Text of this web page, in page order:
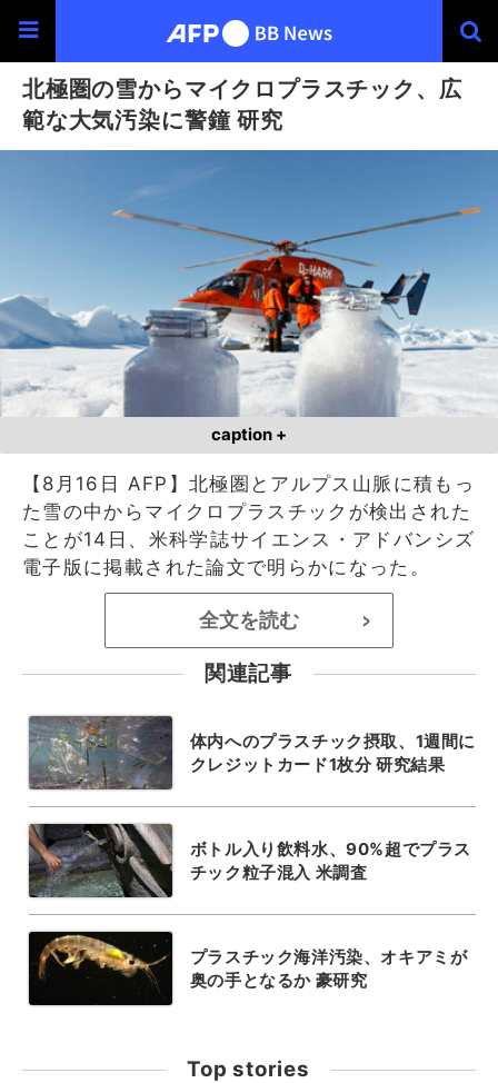
北極圏の雪からマイクロプラスチック、広
範な大気汚染に警鐘 研究
caption +
【8月16日 AFP】北極圏とアルプス山脈に積もっ
た雪の中からマイクロプラスチックが検出された
ことが14日、米科学誌サイエンス・アドバンシズ
電子版に掲載された論文で明らかになった。
全文を読む >
関連記事
体内へのプラスチック摂取、1週間に
クレジットカード1枚分 研究結果
ボトル入り飲料水、90%超でプラス
チック粒子混入 米調査
プラスチック海洋汚染、オキアミが
奥の手となるか 豪研究
Top stories